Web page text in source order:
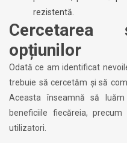
rezistentă.
Cercetarea
opțiunilor
Odată ce am identificat
trebuie să cercetăm și să
Aceasta înseamnă să
beneficiile fiecăreia,
utilizatori.